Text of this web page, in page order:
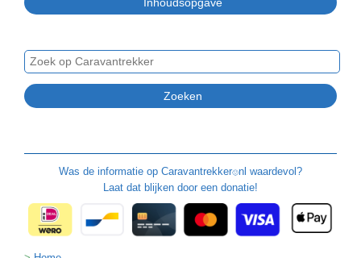
Was de informatie op Caravantrekker🙂nl waardevol?
Laat dat blijken door een donatie!